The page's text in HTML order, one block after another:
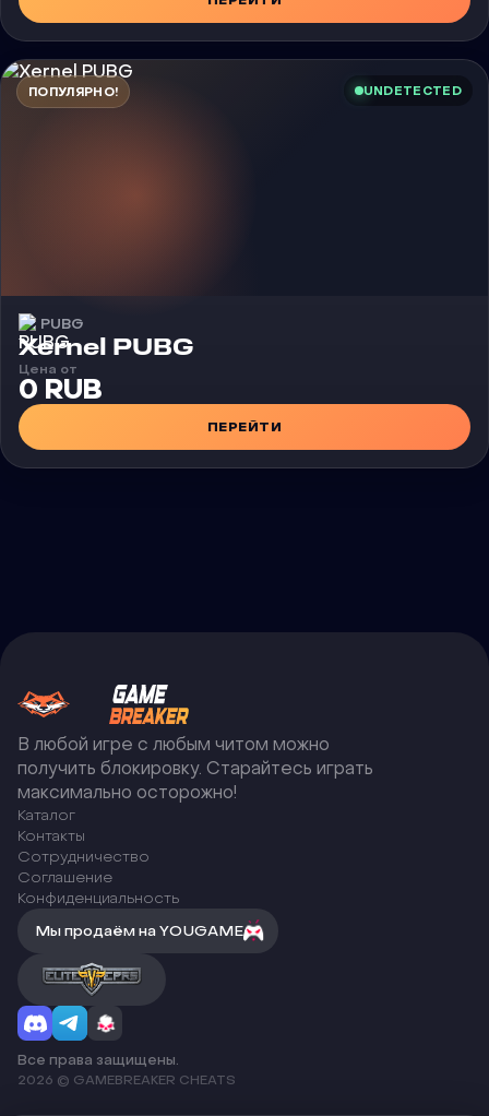
ПОПУЛЯРНО! UNDETECTED
PUBG
Чит
Xernel PUBG
Цена от
0 RUB
ПЕРЕЙТИ
В любой игре с любым читом можно
получить блокировку. Старайтесь играть
максимально осторожно!
Каталог
Контакты
Сотрудничество
Соглашение
Конфиденциальность
Мы продаём на YOUGAME
Все права защищены.
2026 © GAMEBREAKER CHEATS